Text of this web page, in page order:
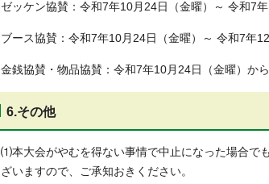
ゼッケン協賛：令和7年10月24日（金曜）～ 令和7
ブース協賛：令和7年10月24日（金曜）～ 令和7年
金銭協賛・物品協賛：令和7年10月24日（金曜）か
6.その他
⑴本大会がやむを得ない事情で中止になった場合で
ざいますので、ご承知おきください。